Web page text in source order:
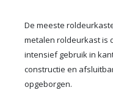
De meeste
metalen roldeurkast is
intensief gebruik in
constructie en
opgeborgen.